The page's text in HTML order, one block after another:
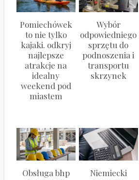
Pomiechówek
to nie tylko
kajaki. odkryj
najlepsze
atrakcje na
idealny
weekend pod
miastem
Wybór
odpowiedniego
sprzętu do
podnoszenia i
transportu
skrzynek
Obsługa bhp
Niemiecki